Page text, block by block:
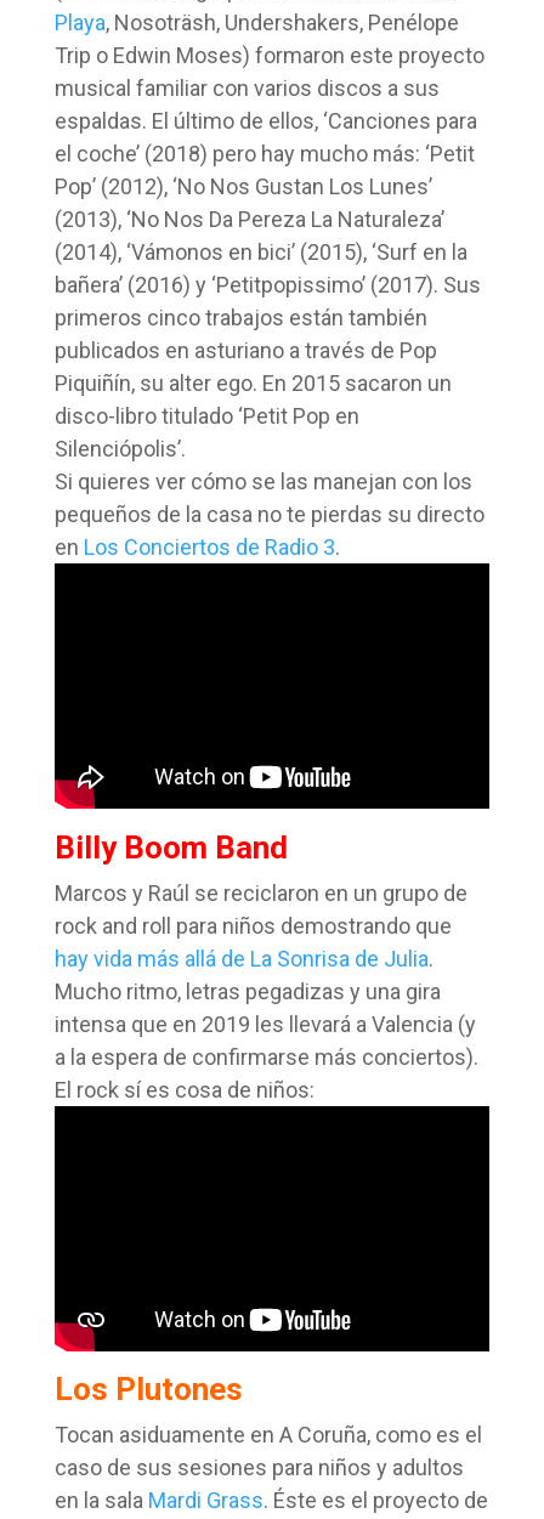
Playa, Nosoträsh, Undershakers, Penélope
Trip o Edwin Moses) formaron este proyecto
musical familiar con varios discos a sus
espaldas. El último de ellos, ‘Canciones para
el coche’ (2018) pero hay mucho más: ‘Petit
Pop’ (2012), ‘No Nos Gustan Los Lunes’
(2013), ‘No Nos Da Pereza La Naturaleza’
(2014), ‘Vámonos en bici’ (2015), ‘Surf en la
bañera’ (2016) y ‘Petitpopissimo’ (2017). Sus
primeros cinco trabajos están también
publicados en asturiano a través de Pop
Piquiñín, su alter ego. En 2015 sacaron un
disco-libro titulado ‘Petit Pop en
Silenciópolis’.
Si quieres ver cómo se las manejan con los
pequeños de la casa no te pierdas su directo
en Los Conciertos de Radio 3.
Billy Boom Band
Marcos y Raúl se reciclaron en un grupo de
rock and roll para niños demostrando que
hay vida más allá de La Sonrisa de Julia.
Mucho ritmo, letras pegadizas y una gira
intensa que en 2019 les llevará a Valencia (y
a la espera de confirmarse más conciertos).
El rock sí es cosa de niños:
Los Plutones
Tocan asiduamente en A Coruña, como es el
caso de sus sesiones para niños y adultos
en la sala Mardi Grass. Éste es el proyecto de